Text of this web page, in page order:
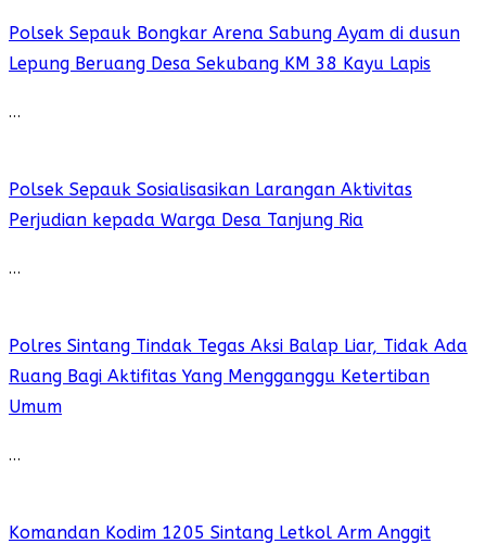
Polsek Sepauk Bongkar Arena Sabung Ayam di dusun
Lepung Beruang Desa Sekubang KM 38 Kayu Lapis
…
Polsek Sepauk Sosialisasikan Larangan Aktivitas
Perjudian kepada Warga Desa Tanjung Ria
…
Polres Sintang Tindak Tegas Aksi Balap Liar, Tidak Ada
Ruang Bagi Aktifitas Yang Mengganggu Ketertiban
Umum
…
Komandan Kodim 1205 Sintang Letkol Arm Anggit